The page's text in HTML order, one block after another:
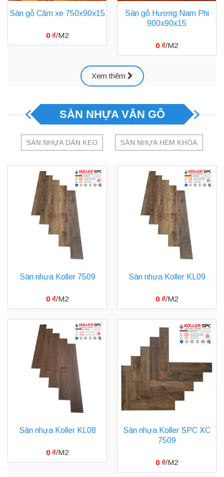
Sàn gỗ Căm xe 750x90x15
0 ₫
Sàn gỗ Hương Nam Phi
900x90x15
0 ₫
Xem thêm
SÀN NHỰA VÂN GỖ
SÀN NHỰA DÁN KEO SÀN NHỰA HÈM KHÓA
Sàn nhựa Koller 7509
0 ₫
Sàn nhựa Koller KL09
0 ₫
Sàn nhựa Koller KL08
0 ₫
Sàn nhựa Koller SPC XC
7509
0 ₫